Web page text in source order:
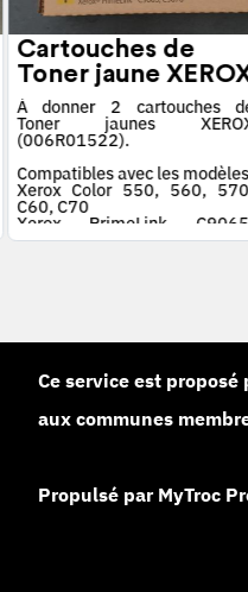
Cartouches de
Toner jaune
À donner 2 cartouches
Toner jaunes
(006R01522).
Compatibles avec les
Xerox Color 550, 560,
C60, C70
Xerox PrimeLink C9065,
C9070
Ce service est proposé
aux communes
Propulsé par MyTroc